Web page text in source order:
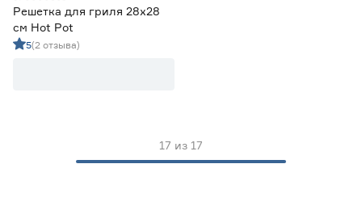
Решетка для гриля 28х28
см Hot Pot
5(2 отзыва)
17 из 17